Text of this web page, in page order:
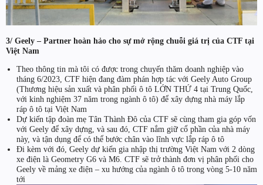
3/ Geely – Partner hoàn hảo cho sự mở rộng chuỗi giá trị của CTF tại
Việt Nam
Theo thông tin mà tôi có được trong chuyến thăm doanh nghiệp vào
tháng 6/2023, CTF hiện đang đàm phán hợp tác với Geely Auto Group
(Thương hiệu sản xuất và phân phối ô tô LỚN THỨ 4 tại Trung Quốc,
với kinh nghiệm 37 năm trong ngành ô tô) để xây dựng nhà máy lắp
ráp ô tô tại Việt Nam
Dự kiến tập đoàn mẹ Tân Thành Đô của CTF sẽ cùng tham gia góp vốn
với Geely để xây dựng, và sau đó, CTF nắm giữ cổ phần của nhà máy
này, và tận dụng để có thể bước chân vào lĩnh vực lắp ráp ô tô
Đi kèm với đó, Geely dự kiến gia nhập thị trường Việt Nam với 2 dòng
xe điện là Geometry G6 và M6. CTF sẽ trở thành đơn vị phân phối cho
Geely về mảng xe điện – xu hướng của ngành ô tô trong vòng 5-10 năm
tới